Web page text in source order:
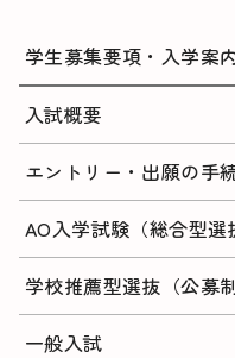
学生募集要項・入学案
入試概要
エントリー・出願の手
AO入学試験（総合型選
学校推薦型選抜（公募
一般入試